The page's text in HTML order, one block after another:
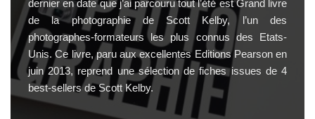
dernier en date que j’ai parcouru tout l’été estGrand livre
de la photographie de Scott Kelby, l’un des
photographes-formateurs les plus connus des Etats-
Unis. Ce livre, paru aux excellentes Editions Pearsonen
juin 2013, reprend une sélection de fiches issues de 4
best-sellers de Scott Kelby.